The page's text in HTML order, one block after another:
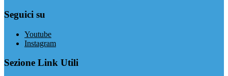
Seguici su
Youtube
Instagram
Sezione Link Utili